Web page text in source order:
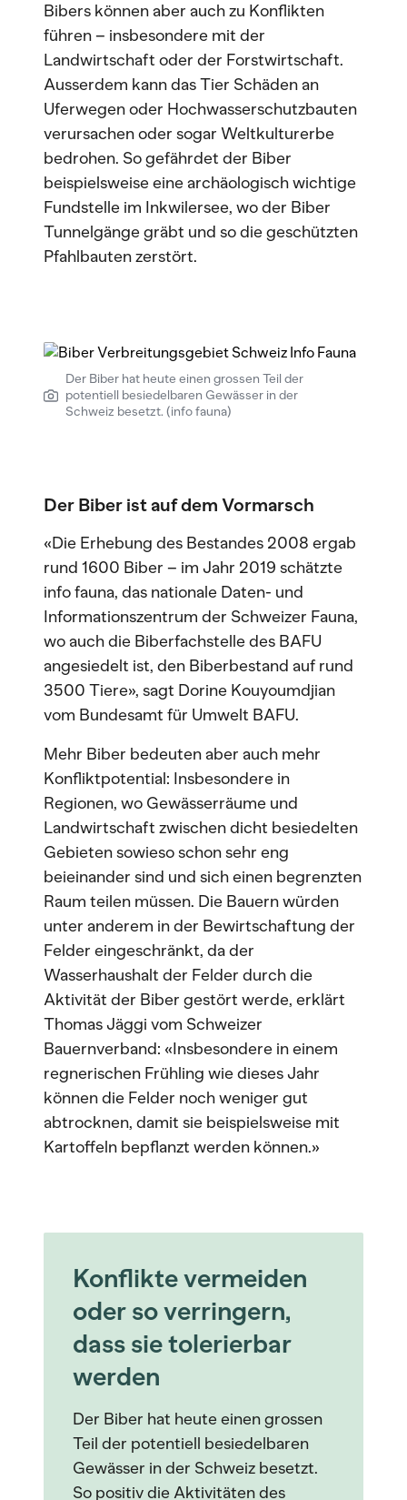
Bibers können aber auch zu Konflikten
führen – insbesondere mit der
Landwirtschaft oder der Forstwirtschaft.
Ausserdem kann das Tier Schäden an
Uferwegen oder Hochwasserschutzbauten
verursachen oder sogar Weltkulturerbe
bedrohen. So gefährdet der Biber
beispielsweise eine archäologisch wichtige
Fundstelle im Inkwilersee, wo der Biber
Tunnelgänge gräbt und so die geschützten
Pfahlbauten zerstört.
Der Biber hat heute einen grossen Teil der
potentiell besiedelbaren Gewässer in der
Schweiz besetzt. (info fauna)
Der Biber ist auf dem Vormarsch
«Die Erhebung des Bestandes 2008 ergab
rund 1600 Biber – im Jahr 2019 schätzte
info fauna, das nationale Daten- und
Informationszentrum der Schweizer Fauna,
wo auch die Biberfachstelle des BAFU
angesiedelt ist, den Biberbestand auf rund
3500 Tiere», sagt Dorine Kouyoumdjian
vom Bundesamt für Umwelt BAFU.
Mehr Biber bedeuten aber auch mehr
Konfliktpotential: Insbesondere in
Regionen, wo Gewässerräume und
Landwirtschaft zwischen dicht besiedelten
Gebieten sowieso schon sehr eng
beieinander sind und sich einen begrenzten
Raum teilen müssen. Die Bauern würden
unter anderem in der Bewirtschaftung der
Felder eingeschränkt, da der
Wasserhaushalt der Felder durch die
Aktivität der Biber gestört werde, erklärt
Thomas Jäggi vom Schweizer
Bauernverband: «Insbesondere in einem
regnerischen Frühling wie dieses Jahr
können die Felder noch weniger gut
abtrocknen, damit sie beispielsweise mit
Kartoffeln bepflanzt werden können.»
Konflikte vermeiden
oder so verringern,
dass sie tolerierbar
werden
Der Biber hat heute einen grossen
Teil der potentiell besiedelbaren
Gewässer in der Schweiz besetzt.
So positiv die Aktivitäten des